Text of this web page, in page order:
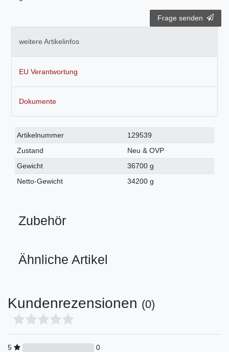
Frage senden
weitere Artikelinfos
EU Verantwortung
Dokumente
Technisches
Merkmal
Wert
Artikelnummer
129539
Zustand
Neu & OVP
Gewicht
36700 g
Netto-Gewicht
34200 g
Zubehör
Ähnliche Artikel
Kundenrezensionen (0)
5
0